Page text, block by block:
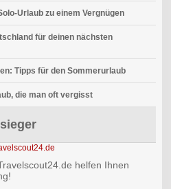
Urlaub zu einem Vergnügen
für deinen nächsten
Tipps für den Sommerurlaub
die man oft vergisst
helfen Ihnen